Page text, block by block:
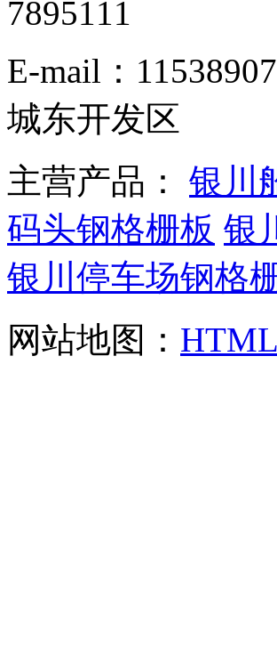
7895111
E-mail：
城东开发区
主营产品： 银川
码头钢格栅板 银
银川停车场钢格
网站地图： HTML